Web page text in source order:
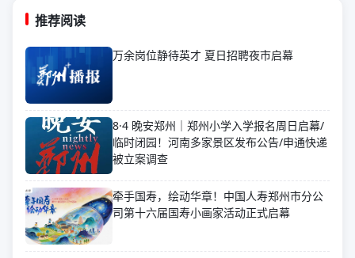
推荐阅读
万余岗位静待英才 夏日招聘夜市启幕
8·4 晚安郑州｜郑州小学入学报名周日启幕/
临时闭园！河南多家景区发布公告/申通快递
被立案调查
牵手国寿，绘动华章！中国人寿郑州市分公
司第十六届国寿小画家活动正式启幕